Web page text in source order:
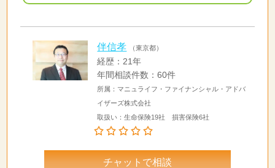
伴信孝 （東京都）
経歴：21年
年間相談件数：60件
所属：マニュライフ・ファイナンシャル・アドバ
イザーズ株式会社
取扱い：生命保険19社 損害保険6社
チャットで相談